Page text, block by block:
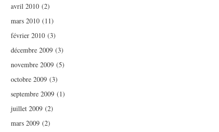
avril 2010 (2)
mars 2010 (11)
février 2010 (3)
décembre 2009 (3)
novembre 2009 (5)
octobre 2009 (3)
septembre 2009 (1)
juillet 2009 (2)
mars 2009 (2)